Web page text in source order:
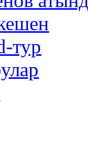
тур